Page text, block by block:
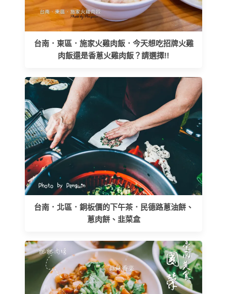
台南．東區．施家火雞肉飯．今天想吃招牌火雞
肉飯還是香蔥火雞肉飯？請選擇!!
台南．北區．銅板價的下午茶．民德路蔥油餅、
蔥肉餅、韭菜盒